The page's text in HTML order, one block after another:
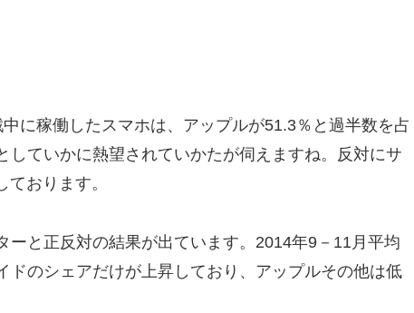
に稼働したスマホは、アップルが51.3％と過半数を占
していかに熱望されていかたが伺えますね。反対にサ
おります。
ーと正反対の結果が出ています。2014年9－11月平均
ドのシェアだけが上昇しており、アップルその他は低